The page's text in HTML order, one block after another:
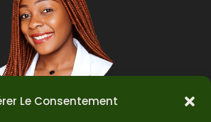
Le Consentement